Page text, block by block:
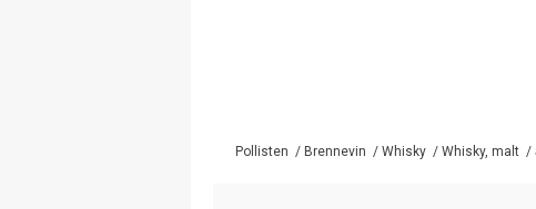
Pollisten / Brennevin / Whisky / Whisky, malt /